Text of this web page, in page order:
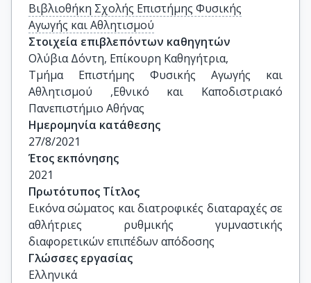
Βιβλιοθήκη Σχολής Επιστήμης Φυσικής
Αγωγής και Αθλητισμού
Στοιχεία επιβλεπόντων καθηγητών
Ολύβια Δόντη, Επίκουρη Καθηγήτρια,
Τμήμα Επιστήμης Φυσικής Αγωγής και
Αθλητισμού ,Εθνικό και Καποδιστριακό
Πανεπιστήμιο Αθήνας
Ημερομηνία κατάθεσης
27/8/2021
Έτος εκπόνησης
2021
Πρωτότυπος Τίτλος
Εικόνα σώματος και διατροφικές διαταραχές σε
αθλήτριες ρυθμικής γυμναστικής
διαφορετικών επιπέδων απόδοσης
Γλώσσες εργασίας
Ελληνικά